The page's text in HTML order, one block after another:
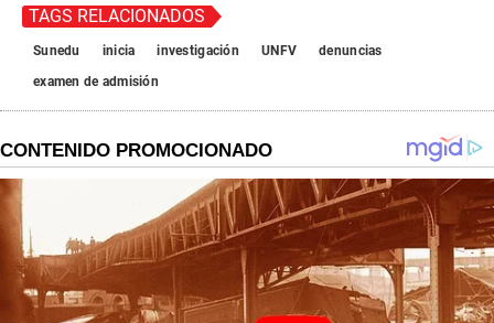
TAGS RELACIONADOS
Sunedu inicia investigación UNFV
denuncias
examen de admisión